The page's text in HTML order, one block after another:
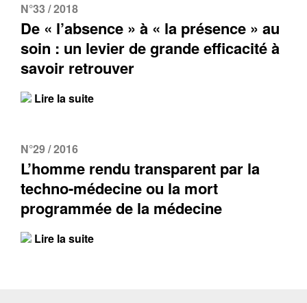
N°33 / 2018
De « l’absence » à « la présence » au
soin : un levier de grande efficacité à
savoir retrouver
Lire la suite
N°29 / 2016
L’homme rendu transparent par la
techno-médecine ou la mort
programmée de la médecine
Lire la suite